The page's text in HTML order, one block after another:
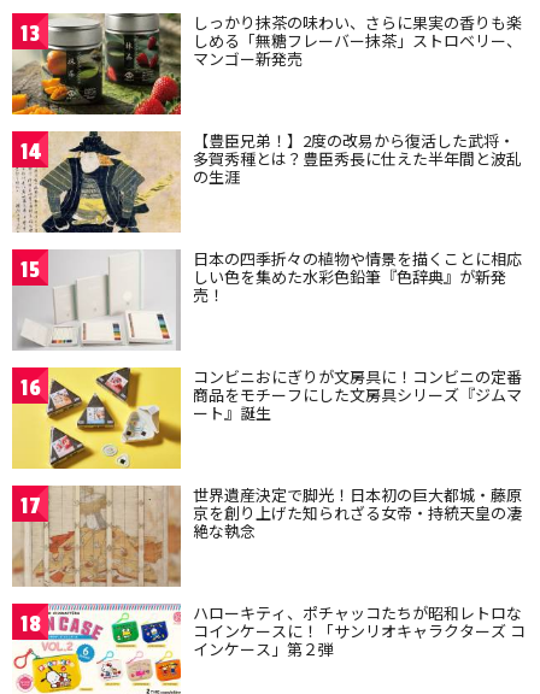
13 しっかり抹茶の味わい、さらに果実の香りも楽
しめる「無糖フレーバー抹茶」ストロベリー、
マンゴー新発売
14 【豊臣兄弟！】2度の改易から復活した武将・
多賀秀種とは？豊臣秀長に仕えた半年間と波乱
の生涯
15 日本の四季折々の植物や情景を描くことに相応
しい色を集めた水彩色鉛筆『色辞典』が新発
売！
16 コンビニおにぎりが文房具に！コンビニの定番
商品をモチーフにした文房具シリーズ『ジムマ
ート』誕生
17 世界遺産決定で脚光！日本初の巨大都城・藤原
京を創り上げた知られざる女帝・持統天皇の凄
絶な執念
18 ハローキティ、ポチャッコたちが昭和レトロな
コインケースに！「サンリオキャラクターズ コ
インケース」第２弾